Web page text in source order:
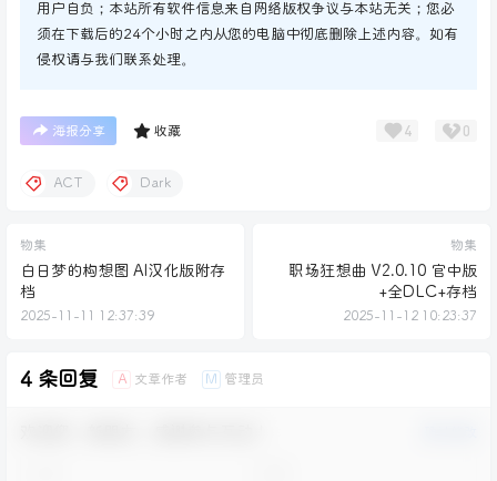
用户自负；本站所有软件信息来自网络版权争议与本站无关；您必
须在下载后的24个小时之内从您的电脑中彻底删除上述内容。如有
侵权请与我们联系处理。
海报分享 收藏 4 0
ACT Dark
物集
白日梦的构想图 AI汉化版附存
档
2025-11-11 12:37:39
物集
职场狂想曲 V2.0.10 官中版
+全DLC+存档
2025-11-12 10:23:37
4 条回复 A 文章作者 M 管理员